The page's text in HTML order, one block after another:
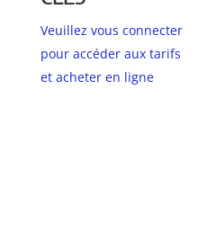
Veuillez vous connecter
pour accéder aux tarifs
et acheter en ligne